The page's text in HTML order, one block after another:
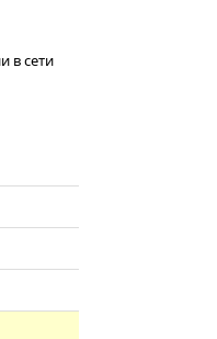
в сети